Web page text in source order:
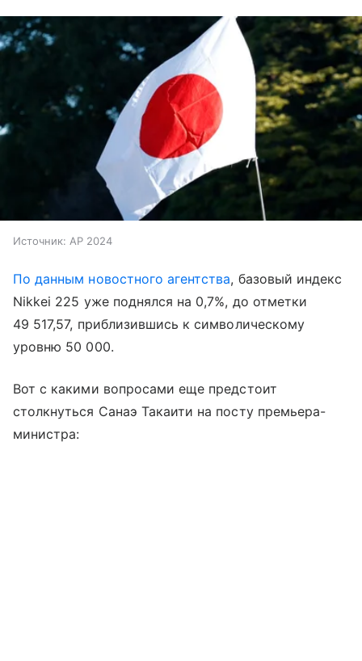
Источник: AP 2024
По данным новостного агентства, базовый индекс
Nikkei 225 уже поднялся на 0,7%, до отметки
49 517,57, приблизившись к символическому
уровню 50 000.
Вот с какими вопросами еще предстоит
столкнуться Санаэ Такаити на посту премьера-
министра: